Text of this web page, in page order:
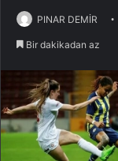
PINAR DEMİR
Bir dakikadan az